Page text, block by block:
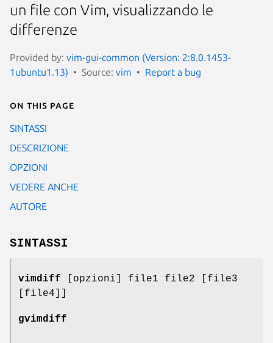
un file con Vim, visualizzando le
differenze
Provided by: vim-gui-common (Version: 2:8.0.1453-
1ubuntu1.13)
Source: vim Report a bug
On this page
SINTASSI
DESCRIZIONE
OPZIONI
VEDERE ANCHE
AUTORE
SINTASSI
vimdiff [opzioni] file1 file2 [file3
[file4]]
gvimdiff